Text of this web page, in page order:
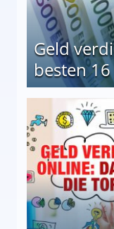
Geld
besten